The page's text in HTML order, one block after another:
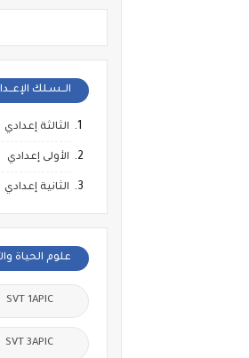
الــسـلك
الثالثة إعدادي
الأولى إعدادي
الثانية إعدادي
علوم الحياة
SVT 1APIC
SVT 3APIC